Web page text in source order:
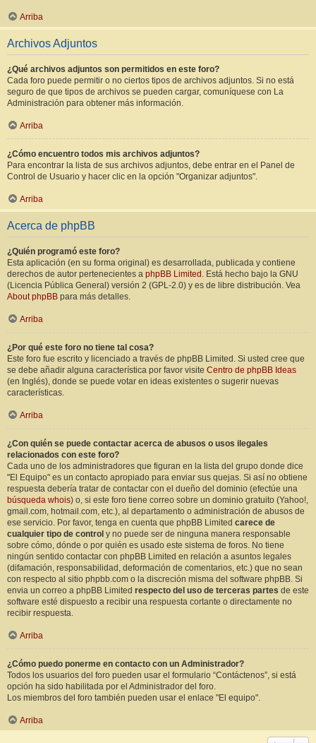
Arriba
Archivos Adjuntos
¿Qué archivos adjuntos son permitidos en este foro?
Cada foro puede permitir o no ciertos tipos de archivos adjuntos. Si no está
seguro de que tipos de archivos se pueden cargar, comuníquese con La
Administración para obtener más información.
Arriba
¿Cómo encuentro todos mis archivos adjuntos?
Para encontrar la lista de sus archivos adjuntos, debe entrar en el Panel de
Control de Usuario y hacer clic en la opción "Organizar adjuntos".
Arriba
Acerca de phpBB
¿Quién programó este foro?
Esta aplicación (en su forma original) es desarrollada, publicada y contiene
derechos de autor pertenecientes a phpBB Limited . Está hecho bajo la GNU
(Licencia Pública General) versión 2 (GPL-2.0) y es de libre distribución. Vea
About phpBB para más detalles.
Arriba
¿Por qué este foro no tiene tal cosa?
Este foro fue escrito y licenciado a través de phpBB Limited. Si usted cree que
se debe añadir alguna característica por favor visite Centro de phpBB Ideas
(en Inglés), donde se puede votar en ideas existentes o sugerir nuevas
características.
Arriba
¿Con quién se puede contactar acerca de abusos o usos ilegales
relacionados con este foro?
Cada uno de los administradores que figuran en la lista del grupo donde dice
"El Equipo" es un contacto apropiado para enviar sus quejas. Si así no obtiene
respuesta debería tratar de contactar con el dueño del dominio (efectúe una
búsqueda whois) o, si este foro tiene correo sobre un dominio gratuito (Yahoo!,
gmail.com, hotmail.com, etc.), al departamento o administración de abusos de
ese servicio. Por favor, tenga en cuenta que phpBB Limited carece de
cualquier tipo de control y no puede ser de ninguna manera responsable
sobre cómo, dónde o por quién es usado este sistema de foros. No tiene
ningún sentido contactar con phpBB Limited en relación a asuntos legales
(difamación, responsabilidad, deformación de comentarios, etc.) que no sean
con respecto al sitio phpbb.com o la discreción misma del software phpBB. Si
envia un correo a phpBB Limited respecto del uso de terceras partes de este
software esté dispuesto a recibir una respuesta cortante o directamente no
recibir respuesta.
Arriba
¿Cómo puedo ponerme en contacto con un Administrador?
Todos los usuarios del foro pueden usar el formulario “Contáctenos”, si está
opción ha sido habilitada por el Administrador del foro.
Los miembros del foro también pueden usar el enlace "El equipo".
Arriba